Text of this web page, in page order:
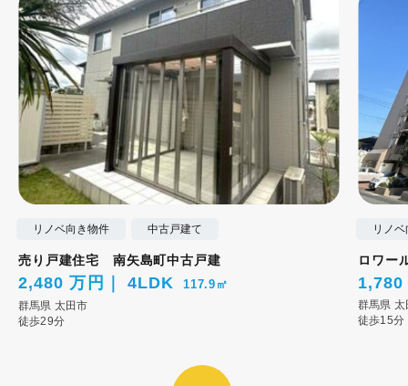
リノベ向き物件 中古戸建て
売り戸建住宅 南矢島町中古戸建
2,480 万円 4LDK 117.9㎡
群馬県 太田市
徒歩29分
リノ
ロワー
1,780
群馬県 太
徒歩15分